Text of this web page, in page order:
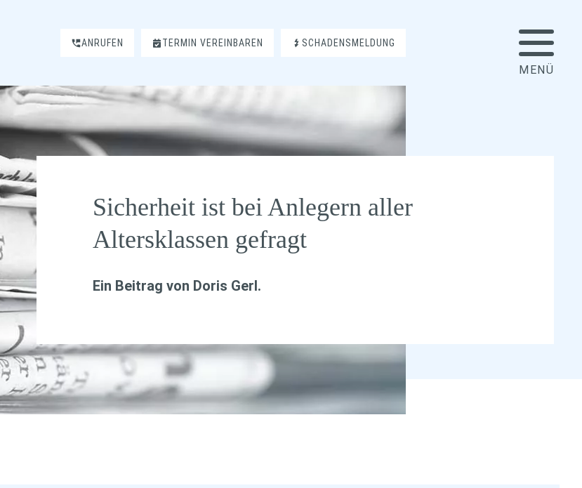
ANRUFEN TERMIN VEREINBAREN SCHADENSMELDUNG
Sicherheit ist bei Anlegern aller
Altersklassen gefragt
Ein Beitrag von Doris Gerl.